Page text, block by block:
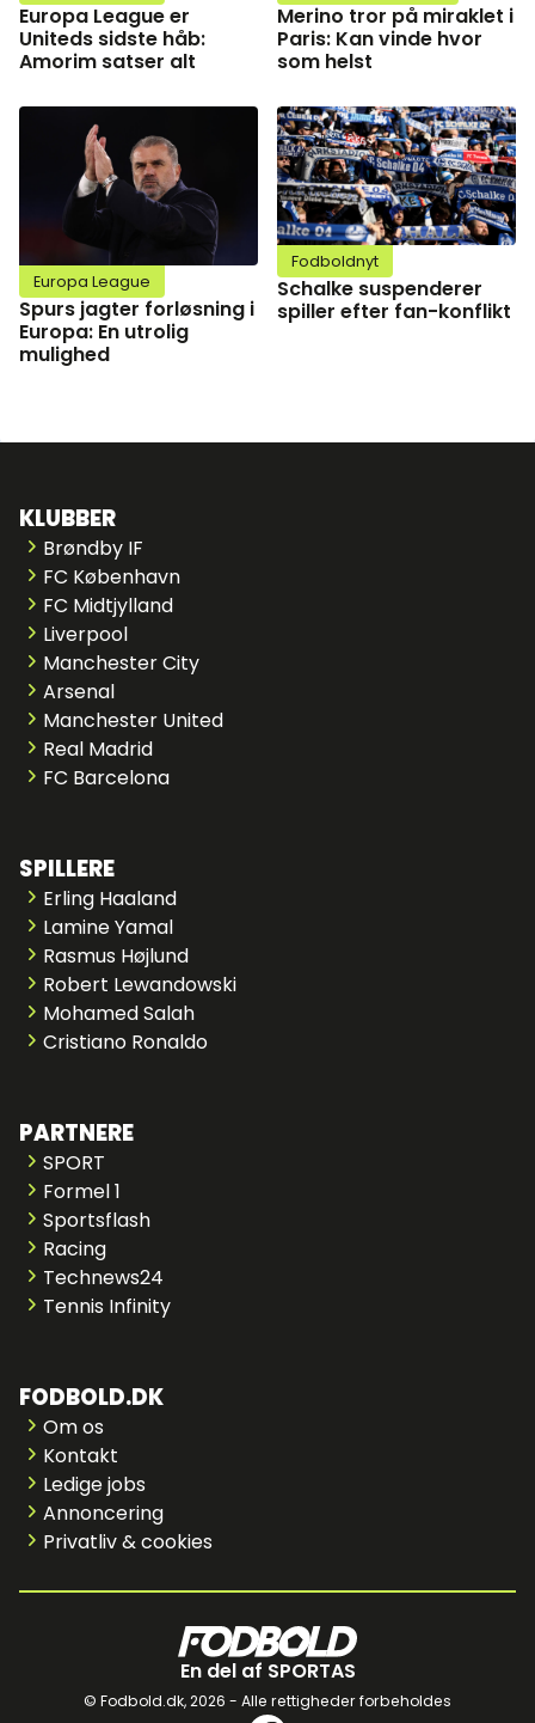
Europa League er
Uniteds sidste håb:
Amorim satser alt
Merino tror på miraklet i
Paris: Kan vinde hvor
som helst
Europa League
Spurs jagter forløsning i
Europa: En utrolig
mulighed
Fodboldnyt
Schalke suspenderer
spiller efter fan-konflikt
KLUBBER
Brøndby IF
FC København
FC Midtjylland
Liverpool
Manchester City
Arsenal
Manchester United
Real Madrid
FC Barcelona
SPILLERE
Erling Haaland
Lamine Yamal
Rasmus Højlund
Robert Lewandowski
Mohamed Salah
Cristiano Ronaldo
PARTNERE
SPORT
Formel 1
Sportsflash
Racing
Technews24
Tennis Infinity
FODBOLD.DK
Om os
Kontakt
Ledige jobs
Annoncering
Privatliv & cookies
En del af SPORTAS
© Fodbold.dk,2026 - Alle rettigheder forbeholdes